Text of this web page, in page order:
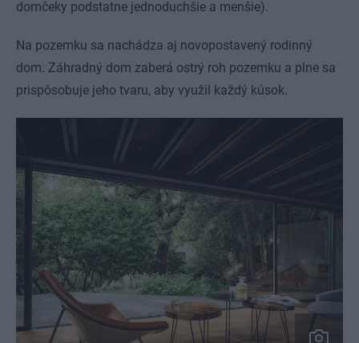
domčeky podstatne jednoduchšie a menšie).
Na pozemku sa nachádza aj novopostavený rodinný
dom. Záhradný dom zaberá ostrý roh pozemku a plne sa
prispôsobuje jeho tvaru, aby využil každý kúsok.